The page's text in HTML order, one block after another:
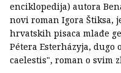
enciklopedija) autora
novi roman Igora Štiksa,
hrvatskih pisaca mlađe
Pétera Esterházyja, dugo
caelestis", roman o svim